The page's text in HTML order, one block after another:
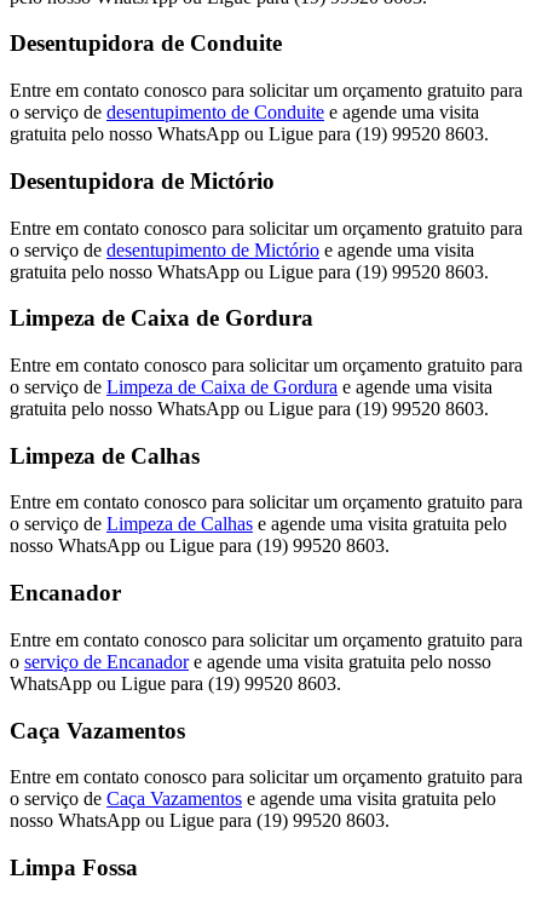
Desentupidora de Conduite
Entre em contato conosco para solicitar um orçamento gratuito para
o serviço de desentupimento de Conduite e agende uma visita
gratuita pelo nosso WhatsApp ou Ligue para (19) 99520 8603.
Desentupidora de Mictório
Entre em contato conosco para solicitar um orçamento gratuito para
o serviço de desentupimento de Mictório e agende uma visita
gratuita pelo nosso WhatsApp ou Ligue para (19) 99520 8603.
Limpeza de Caixa de Gordura
Entre em contato conosco para solicitar um orçamento gratuito para
o serviço de Limpeza de Caixa de Gordura e agende uma visita
gratuita pelo nosso WhatsApp ou Ligue para (19) 99520 8603.
Limpeza de Calhas
Entre em contato conosco para solicitar um orçamento gratuito para
o serviço de Limpeza de Calhas e agende uma visita gratuita pelo
nosso WhatsApp ou Ligue para (19) 99520 8603.
Encanador
Entre em contato conosco para solicitar um orçamento gratuito para
o serviço de Encanadore agende uma visita gratuita pelo nosso
WhatsApp ou Ligue para (19) 99520 8603.
Caça Vazamentos
Entre em contato conosco para solicitar um orçamento gratuito para
o serviço de Caça Vazamentos e agende uma visita gratuita pelo
nosso WhatsApp ou Ligue para (19) 99520 8603.
Limpa Fossa